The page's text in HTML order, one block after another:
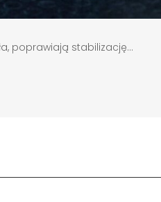
poprawiają stabilizację...